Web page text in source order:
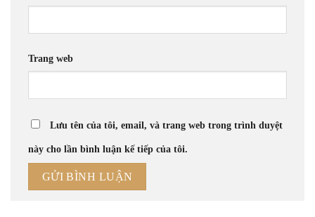
Trang web
Lưu tên của tôi, email, và trang web trong trình duyệt
này cho lần bình luận kế tiếp của tôi.